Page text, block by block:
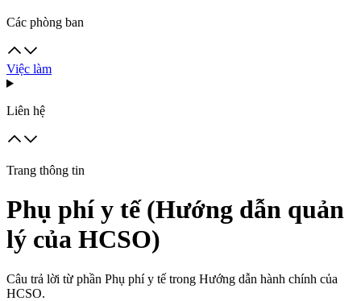
Các phòng ban
Việc làm
Liên hệ
Trang thông tin
Phụ phí y tế (Hướng dẫn quản
lý của HCSO)
Câu trả lời từ phần Phụ phí y tế trong Hướng dẫn hành chính của
HCSO.